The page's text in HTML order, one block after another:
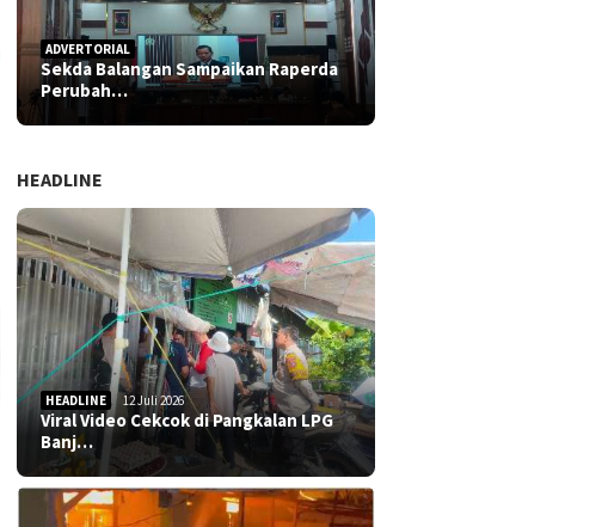
ADVERTORIAL
Sekda Balangan Sampaikan Raperda
Perubah…
HEADLINE
HEADLINE 12 Juli 2026
Viral Video Cekcok di Pangkalan LPG
Banj…